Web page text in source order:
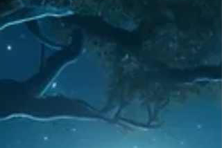
emocio